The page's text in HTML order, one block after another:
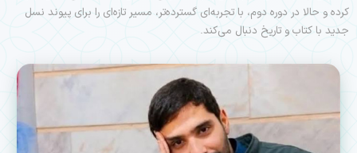
کرده و حالا در دوره دوم، با تجربه‌ای گسترده‌تر، مسیر تازه‌ای را برای پیوند نسل
جدید با کتاب و تاریخ دنبال می‌کند.